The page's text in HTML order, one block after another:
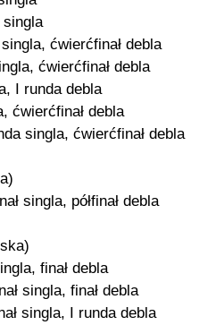
ćwierćfinał debla
ćwierćfinał debla
I runda debla
ćwierćfinał debla
singla, ćwierćfinał debla
singla, półfinał debla
finał debla
singla, finał debla
singla, I runda debla